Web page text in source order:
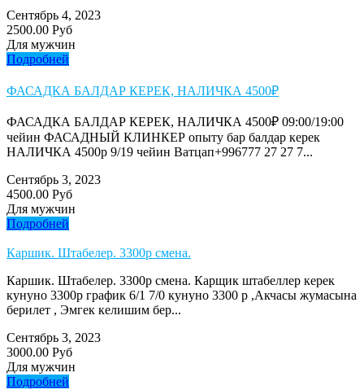
Сентябрь 4, 2023
2500.00 Руб
Для мужчин
Подробней
ФАСАДКА БАЛДАР КЕРЕК, НАЛИЧКА 4500₽
ФАСАДКА БАЛДАР КЕРЕК, НАЛИЧКА 4500₽ 09:00/19:00
чейин ФАСАДНЫЙ КЛИНКЕР опыту бар балдар керек
НАЛИЧКА 4500р 9/19 чейин Ватцап+996777 27 27 7...
Сентябрь 3, 2023
4500.00 Руб
Для мужчин
Подробней
Каршик. Штабелер. 3300р смена.
Каршик. Штабелер. 3300р смена. Карщик штабеллер керек
кунуно 3300р график 6/1 7/0 кунуно 3300 р ,Акчасы жумасына
берилет , Эмгек келишим бер...
Сентябрь 3, 2023
3000.00 Руб
Для мужчин
Подробней